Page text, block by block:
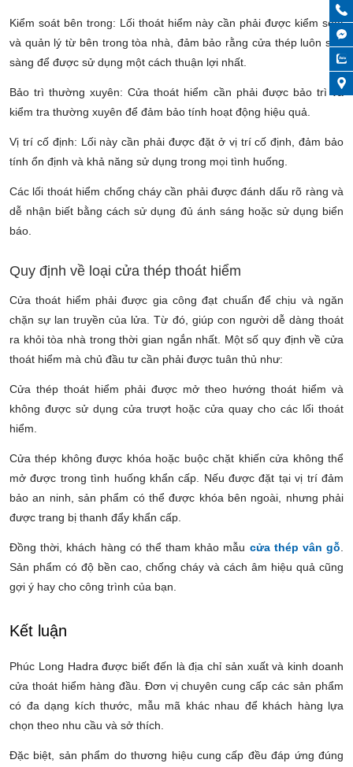
Kiểm soát bên trong: Lối thoát hiểm này cần phải được kiểm soát
và quản lý từ bên trong tòa nhà, đảm bảo rằng cửa thép luôn sẵn
sàng để được sử dụng một cách thuận lợi nhất.
Bảo trì thường xuyên: Cửa thoát hiểm cần phải được bảo trì và
kiểm tra thường xuyên để đảm bảo tính hoạt động hiệu quả.
Vị trí cố định: Lối này cần phải được đặt ở vị trí cố định, đảm bảo
tính ổn định và khả năng sử dụng trong mọi tình huống.
Các lối thoát hiểm chống cháy cần phải được đánh dấu rõ ràng và
dễ nhận biết bằng cách sử dụng đủ ánh sáng hoặc sử dụng biển
báo.
Quy định về loại cửa thép thoát hiểm
Cửa thoát hiểm phải được gia công đạt chuẩn để chịu và ngăn
chặn sự lan truyền của lửa. Từ đó, giúp con người dễ dàng thoát
ra khỏi tòa nhà trong thời gian ngắn nhất. Một số quy định về cửa
thoát hiểm mà chủ đầu tư cần phải được tuân thủ như:
Cửa thép thoát hiểm phải được mở theo hướng thoát hiểm và
không được sử dụng cửa trượt hoặc cửa quay cho các lối thoát
hiểm.
Cửa thép không được khóa hoặc buộc chặt khiến cửa không thể
mở được trong tình huống khẩn cấp. Nếu được đặt tại vị trí đảm
bảo an ninh, sản phẩm có thể được khóa bên ngoài, nhưng phải
được trang bị thanh đẩy khẩn cấp.
Đồng thời, khách hàng có thể tham khảo mẫu cửa thép vân gỗ
Sản phẩm có độ bền cao, chống cháy và cách âm hiệu quả cũng
gợi ý hay cho công trình của bạn.
Kết luận
Phúc Long Hadra được biết đến là địa chỉ sản xuất và kinh doanh
cửa thoát hiểm hàng đầu. Đơn vị chuyên cung cấp các sản phẩm
có đa dạng kích thước, mẫu mã khác nhau để khách hàng lựa
chọn theo nhu cầu và sở thích.
Đặc biệt, sản phẩm do thương hiệu cung cấp đều đáp ứng đúng